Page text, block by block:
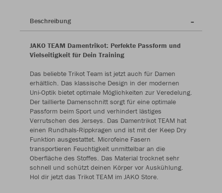
Beschreibung
JAKO TEAM Damentrikot: Perfekte Passform und
Vielseitigkeit für Dein Training
Das beliebte Trikot Team ist jetzt auch für Damen
erhältlich. Das klassische Design in der modernen
Uni-Optik bietet optimale Möglichkeiten zur Veredelung.
Der taillierte Damenschnitt sorgt für eine optimale
Passform beim Sport und verhindert lästiges
Verrutschen des Jerseys. Das Damentrikot TEAM hat
einen Rundhals-Rippkragen und ist mit der Keep Dry
Funktion ausgestattet. Microfeine Fasern
transportieren Feuchtigkeit unmittelbar an die
Oberfläche des Stoffes. Das Material trocknet sehr
schnell und schützt deinen Körper vor Auskühlung.
Hol dir jetzt das Trikot TEAM im JAKO Store.